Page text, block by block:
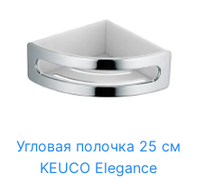
Угловая полочка 25 см
KEUCO Elegance